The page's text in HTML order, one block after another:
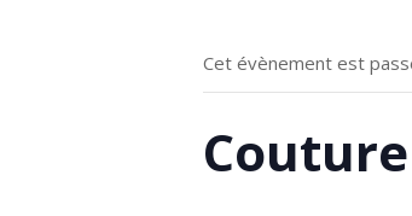
Cet évènement est